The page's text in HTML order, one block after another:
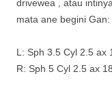
drivewea , atau
mata ane begini Gan:
L: Sph 3.5 Cyl 2.5 ax
R: Sph 5 Cyl 2.5 ax